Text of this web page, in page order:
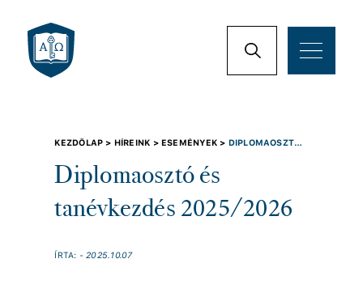
KEZDŐLAP > HÍREINK >ESEMÉNYEK > DIPLOMAOSZTÓ
Diplomaosztó és
tanévkezdés 2025/2026
ÍRTA: - 2025.10.07